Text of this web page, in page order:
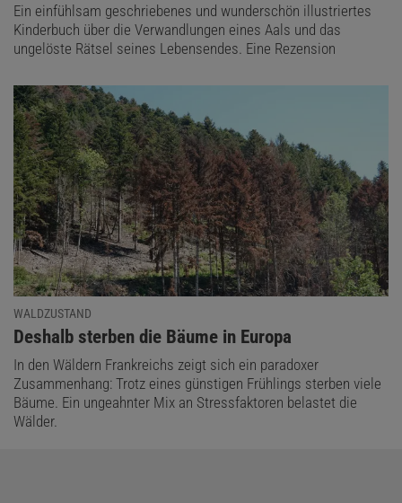
Ein einfühlsam geschriebenes und wunderschön illustriertes
Kinderbuch über die Verwandlungen eines Aals und das
ungelöste Rätsel seines Lebensendes. Eine Rezension
WALDZUSTAND
:
Deshalb sterben die Bäume in Europa
In den Wäldern Frankreichs zeigt sich ein paradoxer
Zusammenhang: Trotz eines günstigen Frühlings sterben viele
Bäume. Ein ungeahnter Mix an Stressfaktoren belastet die
Wälder.